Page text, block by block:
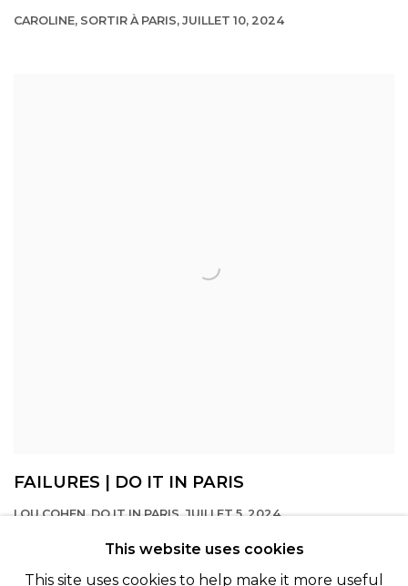
CAROLINE, SORTIR À PARIS, JUILLET 10, 2024
FAILURES | DO IT IN PARIS
LOU COHEN, DO IT IN PARIS, JUILLET 5, 2024
This website uses cookies
This site uses cookies to help make it more useful